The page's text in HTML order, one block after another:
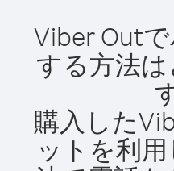
Viber Out
する方法
購入した
ットを利